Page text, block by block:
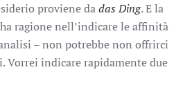
proviene dadas Ding. E la
ragione nell’indicare le affinità
– non potrebbe non offrirci
Vorrei indicare rapidamente due